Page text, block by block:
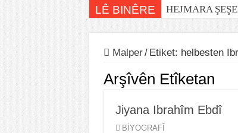
LÊ BINÊRE HEJMARA
Malper/ Etiket: helbesten
Arşîvên Etîketan
Jiyana Ibrahîm Ebdî
BİYOGRAFÎ